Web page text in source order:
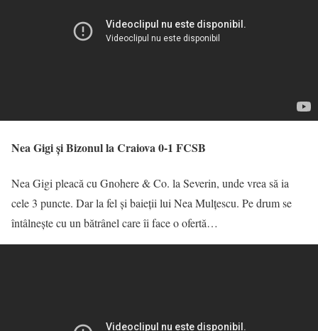
Nea Gigi și Bizonul la Craiova 0-1 FCSB
Nea Gigi pleacă cu Gnohere & Co. la Severin, unde vrea să ia
cele 3 puncte. Dar la fel și baieții lui Nea Mulțescu. Pe drum se
întâlnește cu un bătrânel care îi face o ofertă…